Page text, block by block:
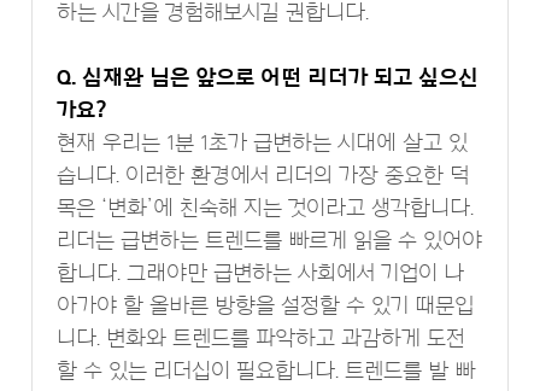
하는 시간을 경험해보시길 권합니다.
Q. 심재완 님은 앞으로 어떤 리더가 되고 싶으신
가요?
현재 우리는 1분 1초가 급변하는 시대에 살고 있
습니다. 이러한 환경에서 리더의 가장 중요한 덕
목은 ‘변화’에 친숙해 지는 것이라고 생각합니다.
리더는 급변하는 트렌드를 빠르게 읽을 수 있어야
합니다. 그래야만 급변하는 사회에서 기업이 나
아가야 할 올바른 방향을 설정할 수 있기 때문입
니다. 변화와 트렌드를 파악하고 과감하게 도전
할 수 있는 리더십이 필요합니다. 트렌드를 발 빠